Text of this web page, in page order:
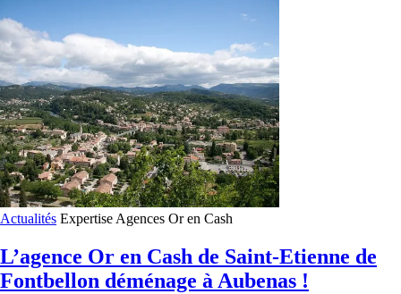
Actualités Expertise Agences Or en Cash
L’agence Or en Cash de Saint-Etienne de
Fontbellon déménage à Aubenas !